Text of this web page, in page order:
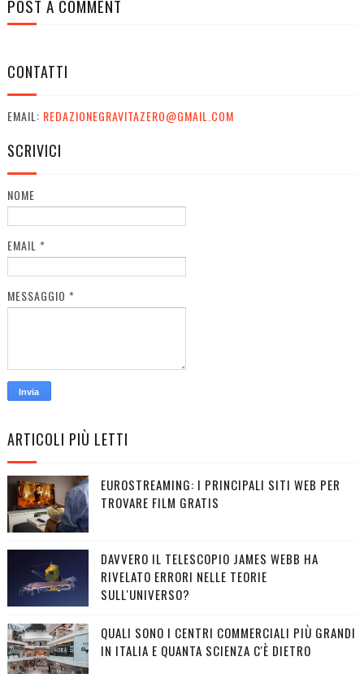
POST A COMMENT
CONTATTI
EMAIL: REDAZIONEGRAVITAZERO@GMAIL.COM
SCRIVICI
NOME
EMAIL *
MESSAGGIO *
ARTICOLI PIÙ LETTI
EUROSTREAMING: I PRINCIPALI SITI WEB PER
TROVARE FILM GRATIS
DAVVERO IL TELESCOPIO JAMES WEBB HA
RIVELATO ERRORI NELLE TEORIE
SULL'UNIVERSO?
QUALI SONO I CENTRI COMMERCIALI PIÙ GRANDI
IN ITALIA E QUANTA SCIENZA C'È DIETRO